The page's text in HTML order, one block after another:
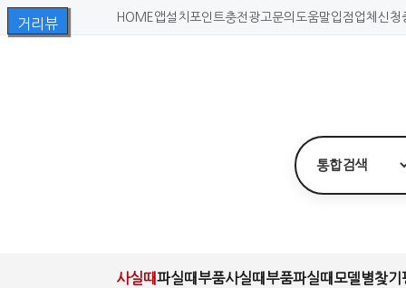
HOME 앱설치 포인트충전 광고문의 도움말입점업체신청
사실때파실때 부품사실때 부품파실때 모델별찾기